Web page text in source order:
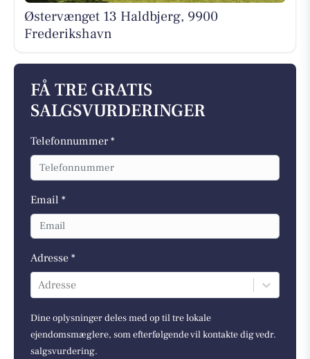
Østervænget 13 Haldbjerg, 9900
Frederikshavn
FÅ TRE GRATIS
SALGSVURDERINGER
Telefonnummer *
Email *
Adresse *
Adresse
Dine oplysninger deles med op til tre lokale
ejendomsmæglere, som efterfølgende vil kontakte dig vedr.
salgsvurdering.